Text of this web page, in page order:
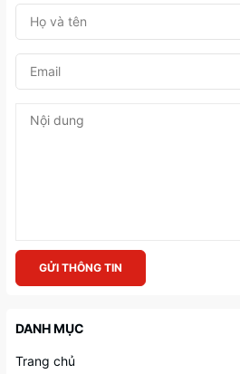
GỬI THÔNG TIN
DANH MỤC
Trang chủ